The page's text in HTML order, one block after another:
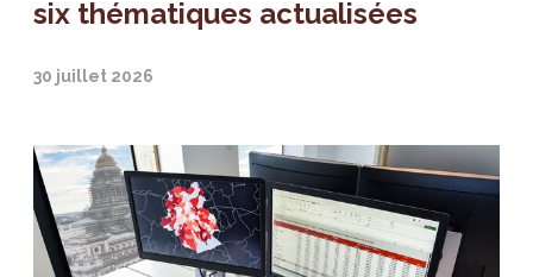
six thématiques actualisées
30 juillet 2026